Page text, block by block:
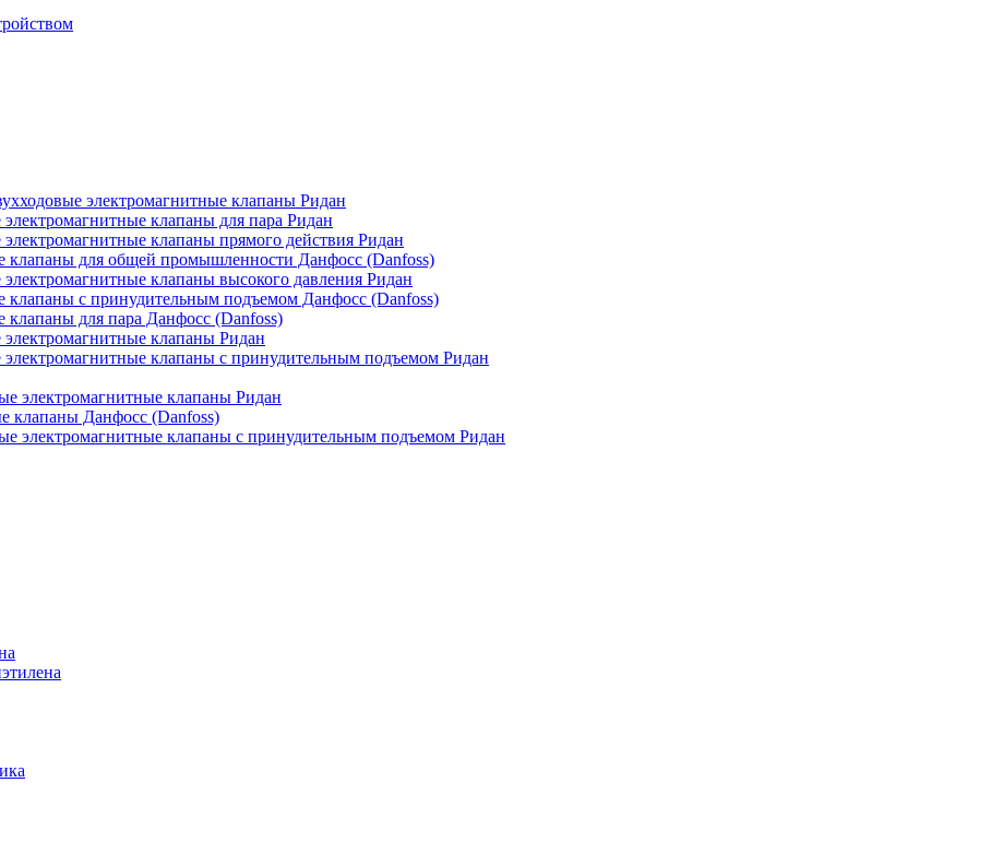
электромагнитные клапаны Ридан
клапаны для пара Ридан
клапаны прямого действия Ридан
для общей промышленности Данфосс (Danfoss)
клапаны высокого давления Ридан
с принудительным подъемом Данфосс (Danfoss)
для пара Данфосс (Danfoss)
клапаны Ридан
клапаны с принудительным подъемом Ридан
электромагнитные клапаны Ридан
клапаны Данфосс (Danfoss)
электромагнитные клапаны с принудительным подъемом Ридан